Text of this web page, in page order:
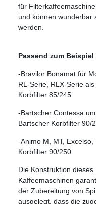
für
und können wunderbar
werden.
Passend zum
-Bravilor Bonamat für
RL-Serie, RLX-Serie
Korbfilter 85/245
-Bartscher Contessa
Bartscher Korbfilter 90/
-Animo M, MT,
Korbfilter 90/250
Die Konstruktion
Kaffeemaschinen
der Zubereitung von
ausgelegt, dass die